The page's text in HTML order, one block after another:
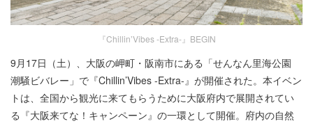
『Chillin’Vibes -Extra-』BEGIN
9月17日（土）、大阪の岬町・阪南市にある「せんなん里海公園
潮騒ビバレー」で『Chillin’Vibes -Extra-』が開催された。本イベン
トは、全国から観光に来てもらうために大阪府内で展開されてい
る『大阪来てな！キャンペーン』の一環として開催。府内の自然